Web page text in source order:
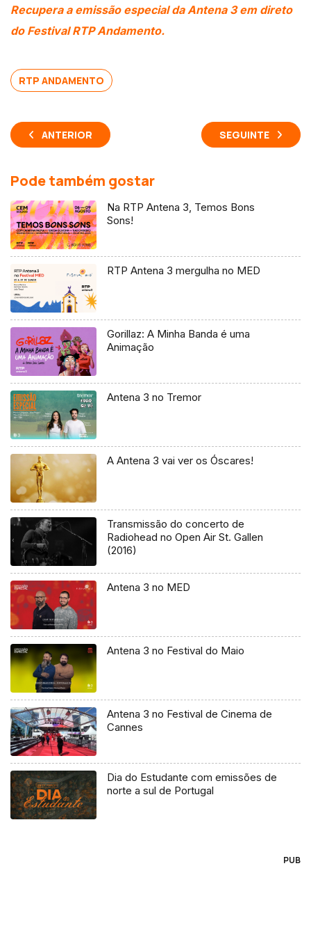
Recupera a emissão especial da Antena 3 em direto
do Festival RTP Andamento.
RTP ANDAMENTO
ANTERIOR SEGUINTE
Pode também gostar
Na RTP Antena 3, Temos Bons
Sons!
RTP Antena 3 mergulha no MED
Gorillaz: A Minha Banda é uma
Animação
Antena 3 no Tremor
A Antena 3 vai ver os Óscares!
Transmissão do concerto de
Radiohead no Open Air St. Gallen
(2016)
Antena 3 no MED
Antena 3 no Festival do Maio
Antena 3 no Festival de Cinema de
Cannes
Dia do Estudante com emissões de
norte a sul de Portugal
PUB